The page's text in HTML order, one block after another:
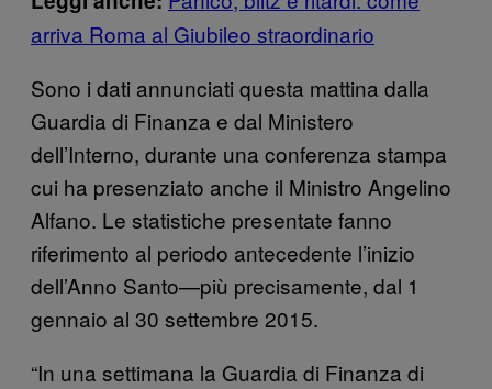
arriva Roma al Giubileo straordinario
Sono i dati annunciati questa mattina dalla
Guardia di Finanza e dal Ministero
dell’Interno, durante una conferenza stampa
cui ha presenziato anche il Ministro Angelino
Alfano. Le statistiche presentate fanno
riferimento al periodo antecedente l’inizio
dell’Anno Santo—più precisamente, dal 1
gennaio al 30 settembre 2015.
“In una settimana la Guardia di Finanza di